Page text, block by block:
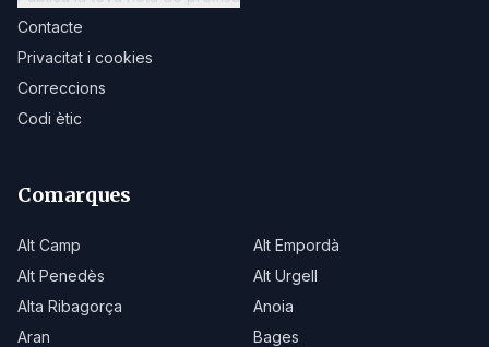
Contacte
Privacitat i cookies
Correccions
Codi ètic
Comarques
Alt Camp
Alt Empordà
Alt Penedès
Alt Urgell
Alta Ribagorça
Anoia
Aran
Bages